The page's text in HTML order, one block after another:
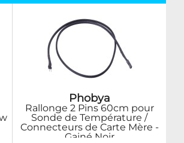
Phobya
Rallonge 2 Pins 60cm pour
Sonde de Température /
Connecteurs de Carte Mère -
Gainé Noir